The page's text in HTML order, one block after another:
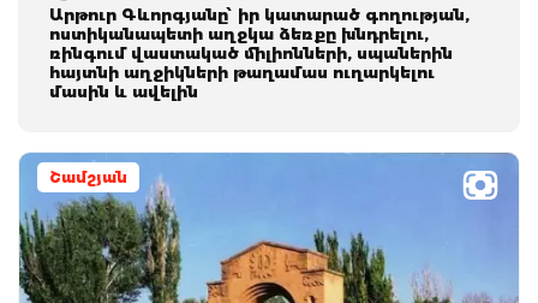
Արթուր Գևորգյանը՝ իր կատարած գողության,
ոստիկանապետի աղջկա ձեռքը խնդրելու,
ռինգում վաստակած միլիոնների, սպաներին
հայտնի աղջիկների թաղամաս ուղարկելու
մասին և ավելին
Շամշյան